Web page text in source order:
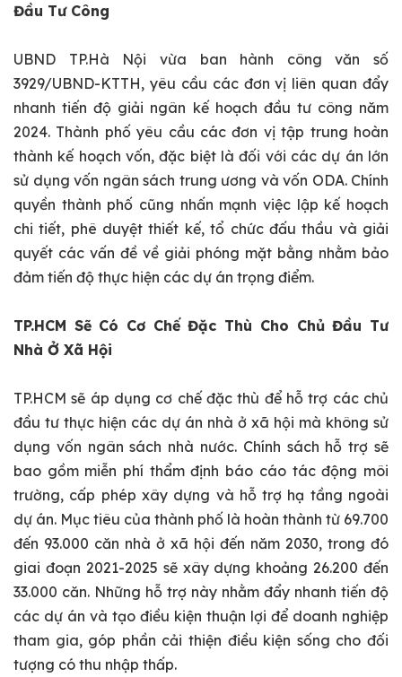
Đầu Tư Công
UBND TP.Hà Nội vừa ban hành công văn số
3929/UBND-KTTH, yêu cầu các đơn vị liên quan đẩy
nhanh tiến độ giải ngân kế hoạch đầu tư công năm
2024. Thành phố yêu cầu các đơn vị tập trung hoàn
thành kế hoạch vốn, đặc biệt là đối với các dự án lớn
sử dụng vốn ngân sách trung ương và vốn ODA. Chính
quyền thành phố cũng nhấn mạnh việc lập kế hoạch
chi tiết, phê duyệt thiết kế, tổ chức đấu thầu và giải
quyết các vấn đề về giải phóng mặt bằng nhằm bảo
đảm tiến độ thực hiện các dự án trọng điểm.
TP.HCM Sẽ Có Cơ Chế Đặc Thù Cho Chủ Đầu Tư
Nhà Ở Xã Hội
TP.HCM sẽ áp dụng cơ chế đặc thù để hỗ trợ các chủ
đầu tư thực hiện các dự án nhà ở xã hội mà không sử
dụng vốn ngân sách nhà nước. Chính sách hỗ trợ sẽ
bao gồm miễn phí thẩm định báo cáo tác động môi
trường, cấp phép xây dựng và hỗ trợ hạ tầng ngoài
dự án. Mục tiêu của thành phố là hoàn thành từ 69.700
đến 93.000 căn nhà ở xã hội đến năm 2030, trong đó
giai đoạn 2021-2025 sẽ xây dựng khoảng 26.200 đến
33.000 căn. Những hỗ trợ này nhằm đẩy nhanh tiến độ
các dự án và tạo điều kiện thuận lợi để doanh nghiệp
tham gia, góp phần cải thiện điều kiện sống cho đối
tượng có thu nhập thấp.